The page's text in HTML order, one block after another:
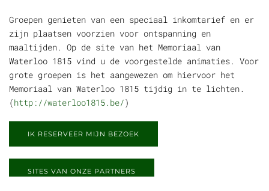
Groepen genieten van een speciaal inkomtarief en er
zijn plaatsen voorzien voor ontspanning en
maaltijden. Op de site van het Memoriaal van
Waterloo 1815 vind u de voorgestelde animaties. Voor
grote groepen is het aangewezen om hiervoor het
Memoriaal van Waterloo 1815 tijdig in te lichten.
(http://waterloo1815.be/)
IK RESERVEER MIJN BEZOEK
SITES VAN ONZE PARTNERS